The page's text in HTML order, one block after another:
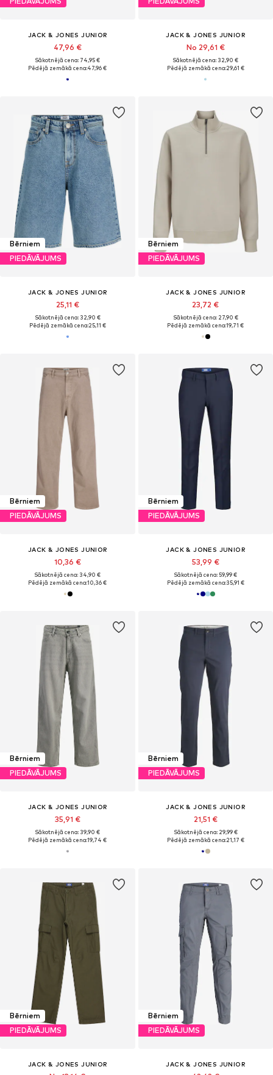
JACK & JONES JUNIOR
47,96 €
Sākotnējā cena: 74,95 €
Pēdējā zemākā cena:47,96 €
JACK & JONES JUNIOR
No 29,61 €
Sākotnējā cena: 32,90 €
Pēdējā zemākā cena:29,61 €
Bērniem
PIEDĀVĀJUMS
JACK & JONES JUNIOR
25,11 €
Sākotnējā cena: 32,90 €
Pēdējā zemākā cena:25,11 €
Bērniem
PIEDĀVĀJUMS
JACK & JONES JUNIOR
23,72 €
Sākotnējā cena: 27,90 €
Pēdējā zemākā cena:19,71 €
Bērniem
PIEDĀVĀJUMS
JACK & JONES JUNIOR
10,36 €
Sākotnējā cena: 34,90 €
Pēdējā zemākā cena:10,36 €
Bērniem
PIEDĀVĀJUMS
JACK & JONES JUNIOR
53,99 €
Sākotnējā cena: 59,99 €
Pēdējā zemākā cena:35,91 €
Bērniem
PIEDĀVĀJUMS
JACK & JONES JUNIOR
35,91 €
Sākotnējā cena: 39,90 €
Pēdējā zemākā cena:19,74 €
Bērniem
PIEDĀVĀJUMS
JACK & JONES JUNIOR
21,51 €
Sākotnējā cena: 29,99 €
Pēdējā zemākā cena:21,17 €
Bērniem
PIEDĀVĀJUMS
JACK & JONES JUNIOR
Bērniem
PIEDĀVĀJUMS
JACK & JONES JUNIOR